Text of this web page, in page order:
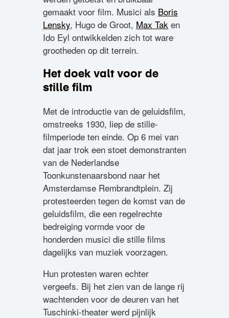
gemaakt voor film. Musici als Boris
Lensky, Hugo de Groot, Max Tak en
Ido Eyl ontwikkelden zich tot ware
grootheden op dit terrein.
Het doek valt voor de
stille film
Met de introductie van de geluidsfilm,
omstreeks 1930, liep de stille-
filmperiode ten einde. Op 6 mei van
dat jaar trok een stoet demonstranten
van de Nederlandse
Toonkunstenaarsbond naar het
Amsterdamse Rembrandtplein. Zij
protesteerden tegen de komst van de
geluidsfilm, die een regelrechte
bedreiging vormde voor de
honderden musici die stille films
dagelijks van muziek voorzagen.
Hun protesten waren echter
vergeefs. Bij het zien van de lange rij
wachtenden voor de deuren van het
Tuschinki-theater werd pijnlijk